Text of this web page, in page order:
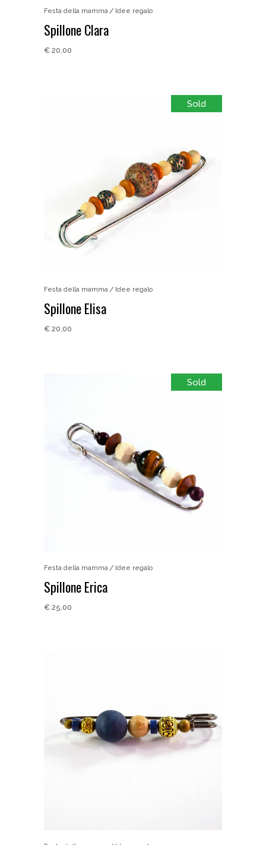
Festa della mamma Idee regalo
Spillone Clara
€ 20,00
Sold
Festa della mamma Idee regalo
Spillone Elisa
€ 20,00
Sold
Festa della mamma Idee regalo
Spillone Erica
€ 25,00